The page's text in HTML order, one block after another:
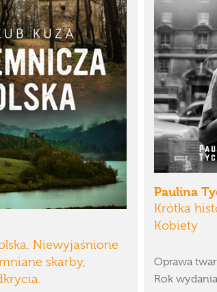
Niewyjaśnione
skarby,
Paulina
Krótka
Kobiety
Oprawa
Rok